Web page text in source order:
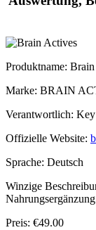
Produktname: Brain
Marke: BRAIN
Verantwortlich: Key
Offizielle Website:
Sprache: Deutsch
Winzige
Preis: €49.00
Produktformat: